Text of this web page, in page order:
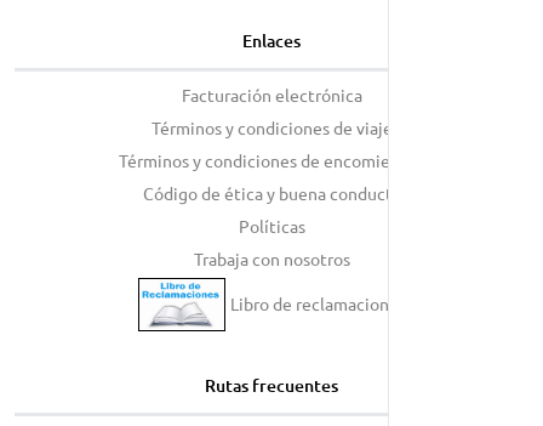
Enlaces
Facturación electrónica
Términos y condiciones de viaje
Términos y condiciones de encomiendas
Código de ética y buena conducta
Políticas
Trabaja con nosotros
Libro de reclamaciones
Rutas frecuentes